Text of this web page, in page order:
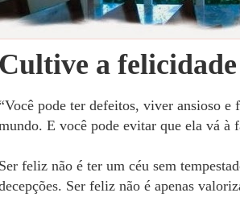
Cultive a felicidade
“Você pode ter defeitos, viver ansioso e
E você pode evitar que ela vá à
Ser feliz não é ter um céu sem
Ser feliz não é apenas